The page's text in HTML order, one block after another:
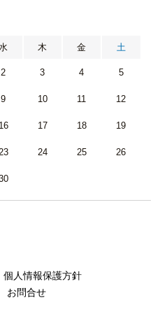
木 金 土
2 3 4 5
9 10 11 12
16 17 18 19
24 25 26
個人情報保護方針
お問合せ